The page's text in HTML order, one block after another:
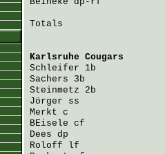
Totals
Karlsruhe Cougars
Schleifer
Sachers
Steinmetz
Jörger
Merkt
BEisele
Dees
Roloff